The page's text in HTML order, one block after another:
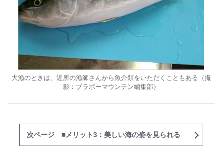
大漁のときは、近所の漁師さんから魚介類をいただくこともある（撮
影：ブラボーマウンテン編集部）
次ページ ■メリット3：美しい海の姿を見られる